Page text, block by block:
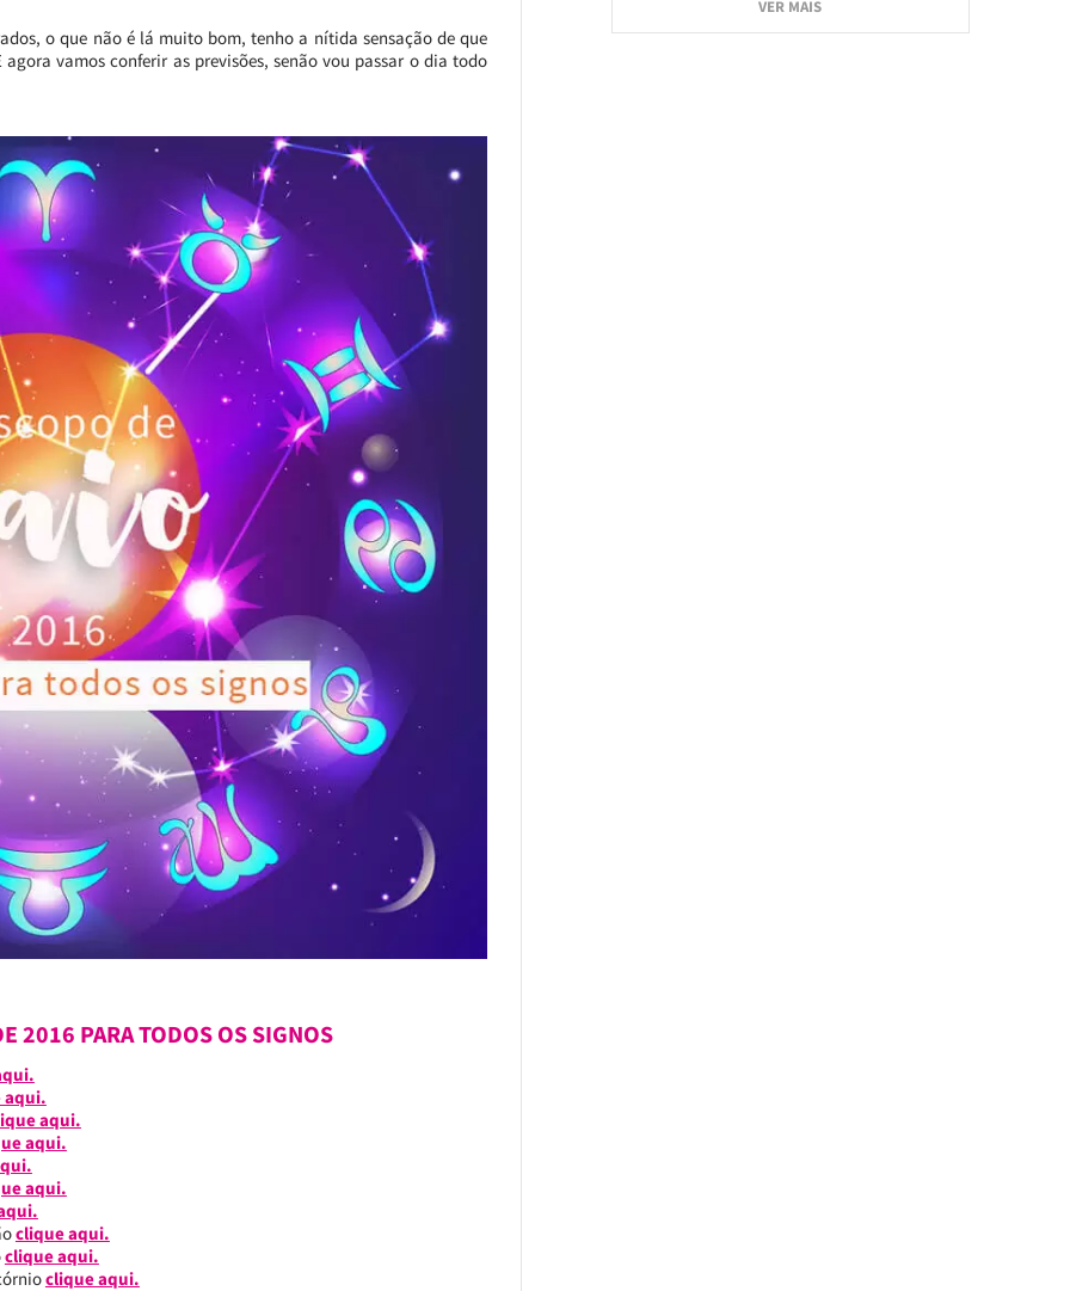
o que não é lá muito bom, tenho a nítida sensação de que
vamos conferir as previsões, senão vou passar o dia todo
2016 PARA TODOS OS SIGNOS
aqui.
aqui.
aqui.
aqui.
clique aqui.
clique aqui.
clique aqui.
VER MAIS